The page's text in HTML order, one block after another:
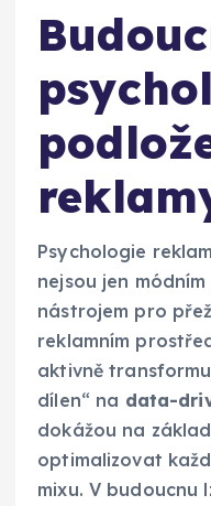
Psychologie
nejsou jen
nástrojem pro
reklamním
aktivně
dílen“ na data-
dokážou na
optimalizovat
mixu. V budoucnu